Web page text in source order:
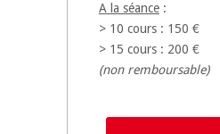
A la séance:
> 10 cours : 150 €
> 15 cours : 200 €
(non remboursable)